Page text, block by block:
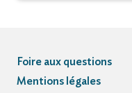
Foire aux questions
Mentions légales